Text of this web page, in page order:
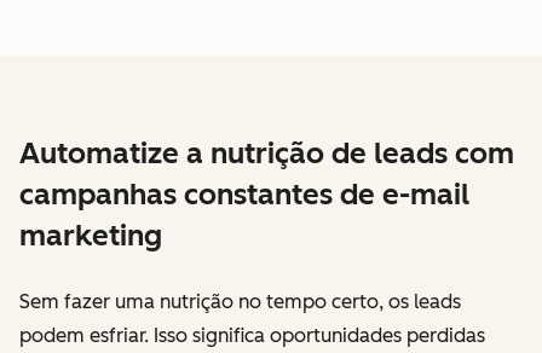
Automatize a nutrição de leads com
campanhas constantes de e-mail
marketing
Sem fazer uma nutrição no tempo certo, os leads
podem esfriar. Isso significa oportunidades perdidas